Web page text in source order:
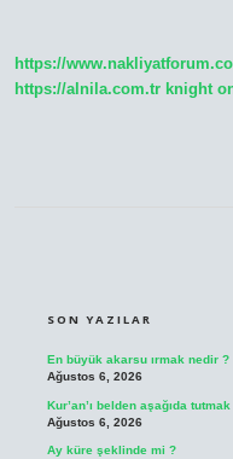
https://
https://alnila.com.tr knight
SON YAZILAR
En büyük akarsu ırmak nedir ?
Ağustos 6, 2026
Kur’an’ı belden aşağıda tutmak
Ağustos 6, 2026
Ay küre şeklinde mi ?